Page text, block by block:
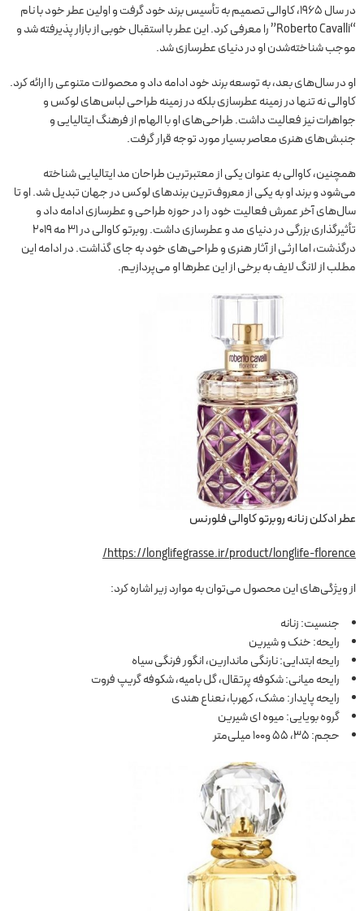
در سال ۱۹۶۵، کاوالی تصمیم به تأسیس برند خود گرفت و اولین عطر خود با نام
“Roberto Cavalli” را معرفی کرد. این عطر با استقبال خوبی از بازار پذیرفته شد و
موجب شناخته‌شدن او در دنیای عطرسازی شد.
او در سال‌های بعد، به توسعه برند خود ادامه داد و محصولات متنوعی را ارائه کرد.
کاوالی نه تنها در زمینه عطرسازی بلکه در زمینه طراحی لباس‌های لوکس و
جواهرات نیز فعالیت داشت. طراحی‌های او با الهام از فرهنگ ایتالیایی و
جنبش‌های هنری معاصر بسیار مورد توجه قرار گرفت.
همچنین، کاوالی به عنوان یکی از معتبرترین طراحان مد ایتالیایی شناخته
می‌شود و برند او به یکی از معروف‌ترین برندهای لوکس در جهان تبدیل شد. او تا
سال‌های آخر عمرش فعالیت خود را در حوزه طراحی و عطرسازی ادامه داد و
تأثیرگذاری بزرگی در دنیای مد و عطرسازی داشت. روبرتو کاوالی در ۳۱ مه ۲۰۱۹
درگذشت، اما ارثی از آثار هنری و طراحی‌های خود به جای گذاشت. در ادامه این
مطلب از لانگ لایف به برخی از این عطرها او می‌پردازیم.
عطر ادکلن زنانه روبرتو کاوالی فلورنس
https://longlifegrasse.ir/product/longlife-florence/
از ویژگی‌های این محصول می‌توان به موارد زیر اشاره کرد:
جنسیت: زنانه
رایحه: خنک و شیرین
رایحه ابتدایی: نارنگی ماندارین، انگور فرنگی سیاه
رایحه میانی: شکوفه پرتقال، گل بامیه، شکوفه گریپ فروت
رایحه پایدار: مشک، کهربا، نعناع هندی
گروه بویایی: میوه ای شیرین
حجم: 35، 55 و100 میلی‌متر